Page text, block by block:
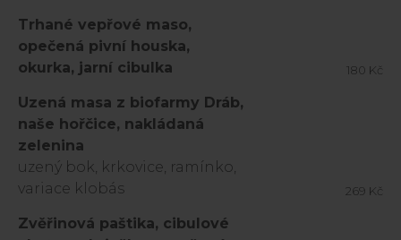
Trhané vepřové maso,
opečená pivní houska,
okurka, jarní cibulka
180 Kč
Uzená masa z biofarmy Dráb,
naše hořčice, nakládaná
zelenina
uzený bok, krkovice, ramínko,
variace klobás
269 Kč
Zvěřinová paštika, cibulové